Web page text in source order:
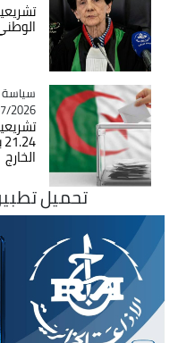
الوطني
Catégorie
سياسة
2026 - 13:43
الخارج
تحميل تطبيق